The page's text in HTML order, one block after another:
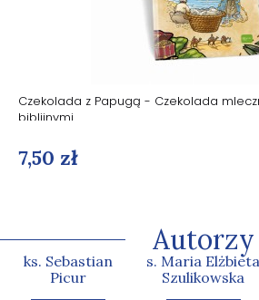
Czekolada z Papugą - Czekolada
biblijnymi.
7,50 zł
Autorzy
ks. Sebastian
Picur
s. Maria Elżbieta
Szulikowska